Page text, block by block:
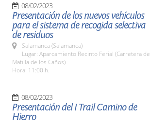
08/02/2023
Presentación de los nuevos vehículos
para el sistema de recogida selectiva
de residuos
Salamanca (Salamanca)
Lugar: Aparcamiento Recinto Ferial (Carretera de
Matilla de los Caños)
Hora: 11:00 h.
08/02/2023
Presentación del I Trail Camino de
Hierro